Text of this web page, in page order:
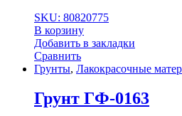
SKU: 80820775
В корзину
Добавить в закладки
Сравнить
Грунты, Лакокрасочные
Грунт ГФ-0163